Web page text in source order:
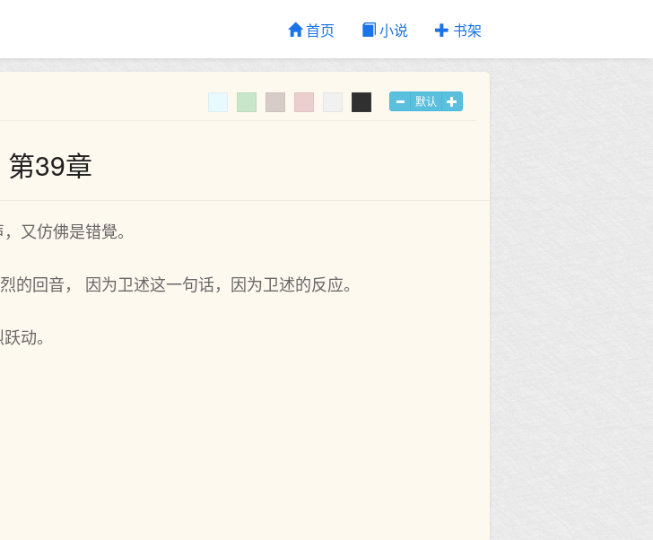
首页 小说 书架
默认
第39章
又仿佛是错覺。
的回音， 因为卫述这一句话，因为卫述的反应。
动。